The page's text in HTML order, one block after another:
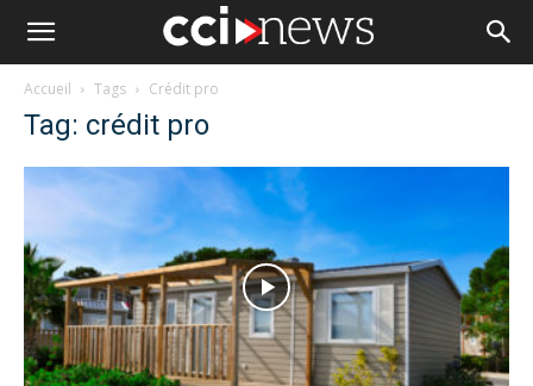
Accueil Tags Crédit pro
Tag: crédit pro